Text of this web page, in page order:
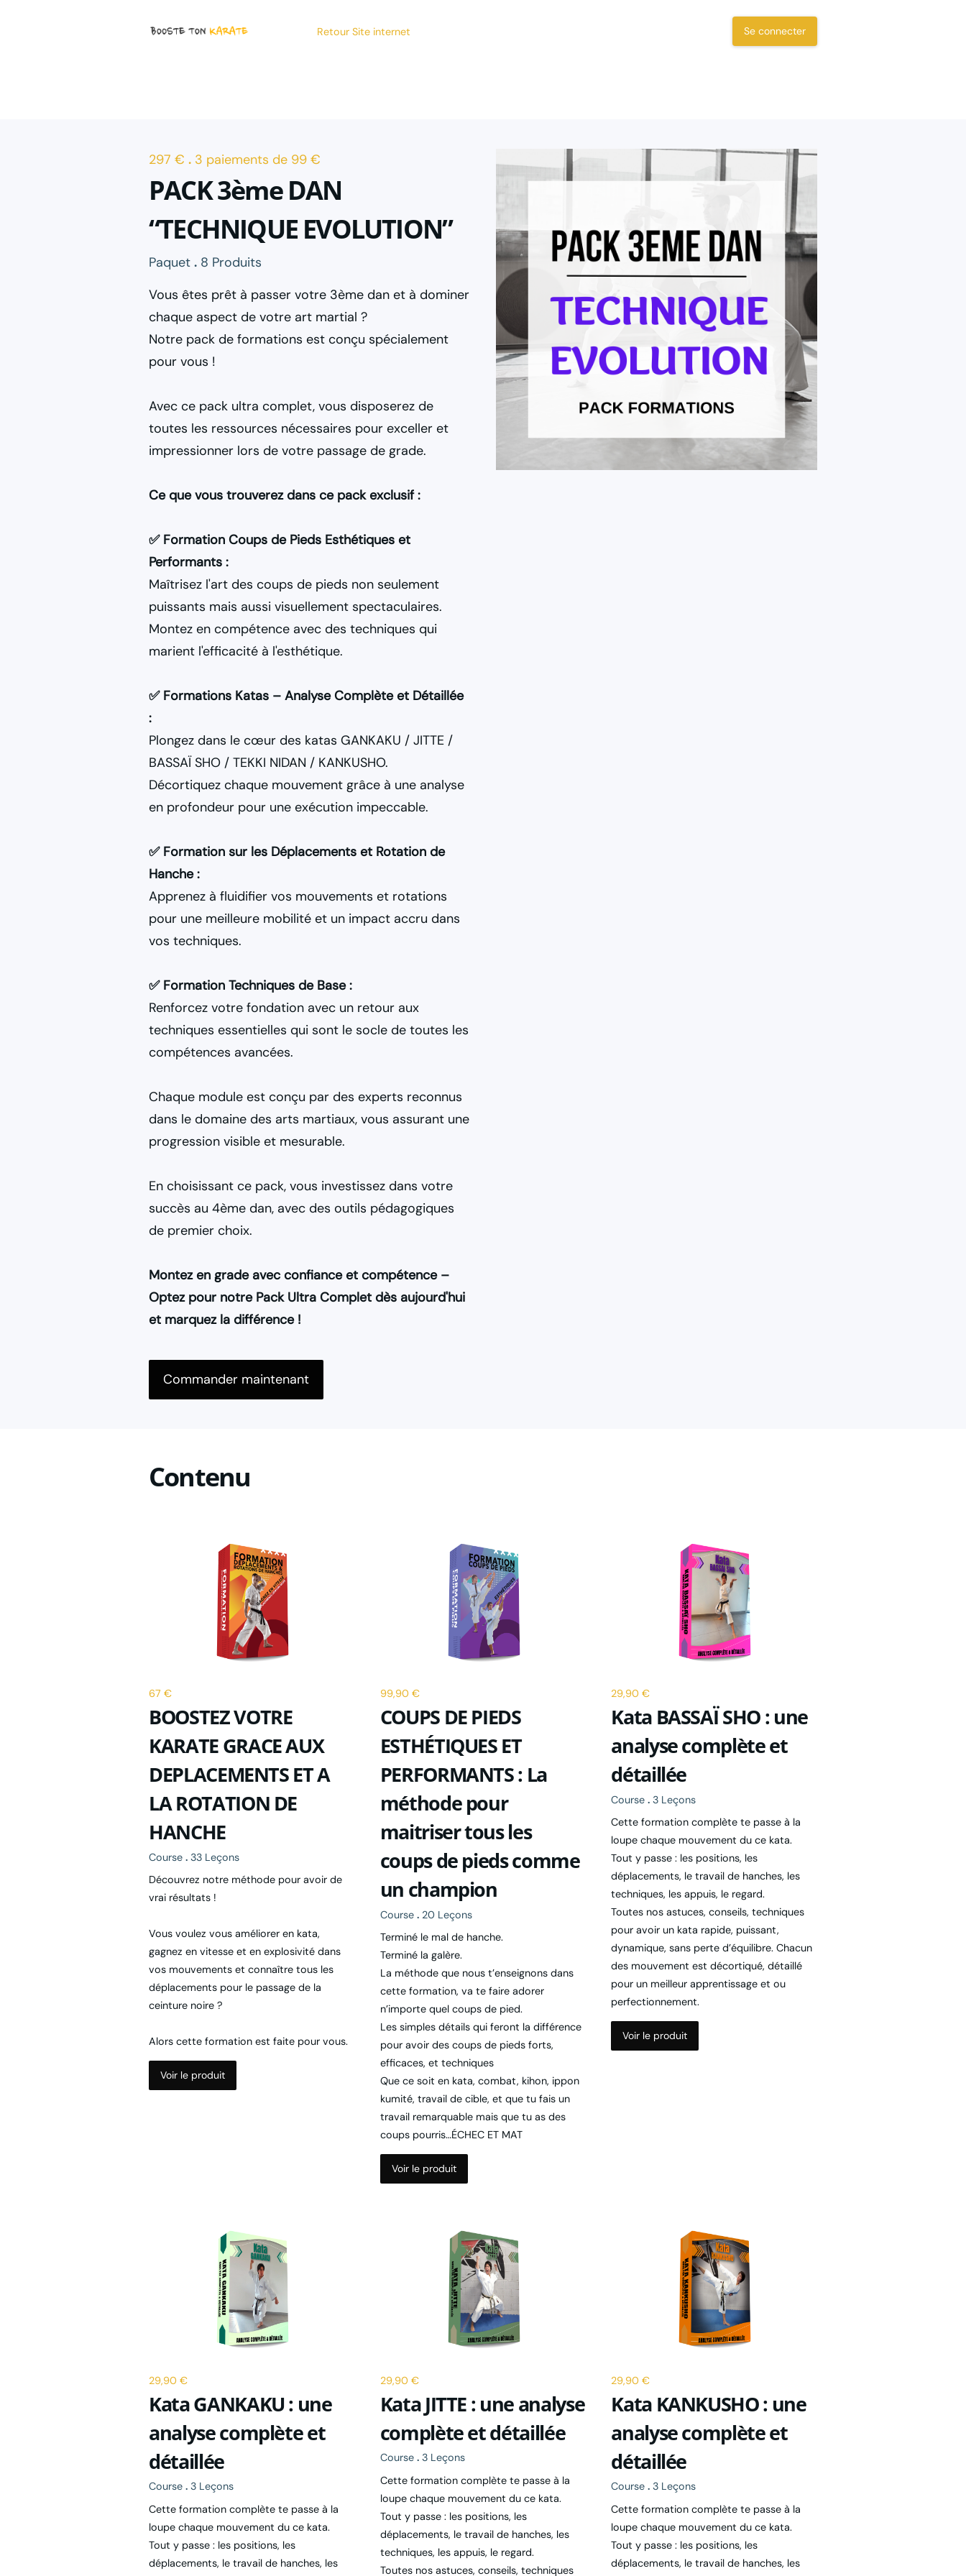
Retour Site internet Se connecter
297 € . 3 paiements de 99 €
PACK 3ème DAN
“TECHNIQUE EVOLUTION”
Paquet . 8 Produits
Vous êtes prêt à passer votre 3ème dan et à dominer
chaque aspect de votre art martial ?
Notre pack de formations est conçu spécialement
pour vous !
Avec ce pack ultra complet, vous disposerez de
toutes les ressources nécessaires pour exceller et
impressionner lors de votre passage de grade.
Ce que vous trouverez dans ce pack exclusif :
✅ Formation Coups de Pieds Esthétiques et
Performants :
Maîtrisez l'art des coups de pieds non seulement
puissants mais aussi visuellement spectaculaires.
Montez en compétence avec des techniques qui
marient l'efficacité à l'esthétique.
✅ Formations Katas – Analyse Complète et Détaillée
:
Plongez dans le cœur des katas GANKAKU / JITTE /
BASSAÏ SHO / TEKKI NIDAN / KANKUSHO.
Décortiquez chaque mouvement grâce à une analyse
en profondeur pour une exécution impeccable.
✅ Formation sur les Déplacements et Rotation de
Hanche :
Apprenez à fluidifier vos mouvements et rotations
pour une meilleure mobilité et un impact accru dans
vos techniques.
✅ Formation Techniques de Base :
Renforcez votre fondation avec un retour aux
techniques essentielles qui sont le socle de toutes les
compétences avancées.
Chaque module est conçu par des experts reconnus
dans le domaine des arts martiaux, vous assurant une
progression visible et mesurable.
En choisissant ce pack, vous investissez dans votre
succès au 4ème dan, avec des outils pédagogiques
de premier choix.
Montez en grade avec confiance et compétence –
Optez pour notre Pack Ultra Complet dès aujourd'hui
et marquez la différence !
Commander maintenant
Contenu
67 €
BOOSTEZ VOTRE
KARATE GRACE AUX
DEPLACEMENTS ET A
LA ROTATION DE
HANCHE
Course . 33 Leçons
Découvrez notre méthode pour avoir de
vrai résultats !
Vous voulez vous améliorer en kata,
gagnez en vitesse et en explosivité dans
vos mouvements et connaître tous les
déplacements pour le passage de la
ceinture noire ?
Alors cette formation est faite pour vous.
Voir le produit
99,90 €
COUPS DE PIEDS
ESTHÉTIQUES ET
PERFORMANTS : La
méthode pour
maitriser tous les
coups de pieds comme
un champion
Course. 20 Leçons
Terminé le mal de hanche.
Terminé la galère.
La méthode que nous t’enseignons dans
cette formation, va te faire adorer
n’importe quel coups de pied.
Les simples détails qui feront la différence
pour avoir des coups de pieds forts,
efficaces, et techniques
Que ce soit en kata, combat, kihon, ippon
kumité, travail de cible, et que tu fais un
travail remarquable mais que tu as des
coups pourris…ÉCHEC ET MAT
Voir le produit
29,90 €
Kata BASSAÏ SHO : une
analyse complète et
détaillée
Course .3 Leçons
Cette formation complète te passe à la
loupe chaque mouvement du ce kata.
Tout y passe : les positions, les
déplacements, le travail de hanches, les
techniques, les appuis, le regard.
Toutes nos astuces, conseils, techniques
pour avoir un kata rapide, puissant,
dynamique, sans perte d’équilibre. Chacun
des mouvement est décortiqué, détaillé
pour un meilleur apprentissage et ou
perfectionnement.
Voir le produit
29,90 €
Kata GANKAKU : une
analyse complète et
détaillée
Course . 3 Leçons
Cette formation complète te passe à la
loupe chaque mouvement du ce kata.
Tout y passe : les positions, les
déplacements, le travail de hanches, les
29,90 €
Kata JITTE : une analyse
complète et détaillée
Course. 3 Leçons
Cette formation complète te passe à la
loupe chaque mouvement du ce kata.
Tout y passe : les positions, les
déplacements, le travail de hanches, les
techniques, les appuis, le regard.
Toutes nos astuces, conseils, techniques
29,90 €
Kata KANKUSHO : une
analyse complète et
détaillée
Course .3 Leçons
Cette formation complète te passe à la
loupe chaque mouvement du ce kata.
Tout y passe : les positions, les
déplacements, le travail de hanches, les